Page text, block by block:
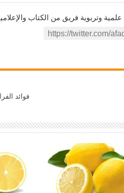
وتربوية فريق من الكتاب
فوائد